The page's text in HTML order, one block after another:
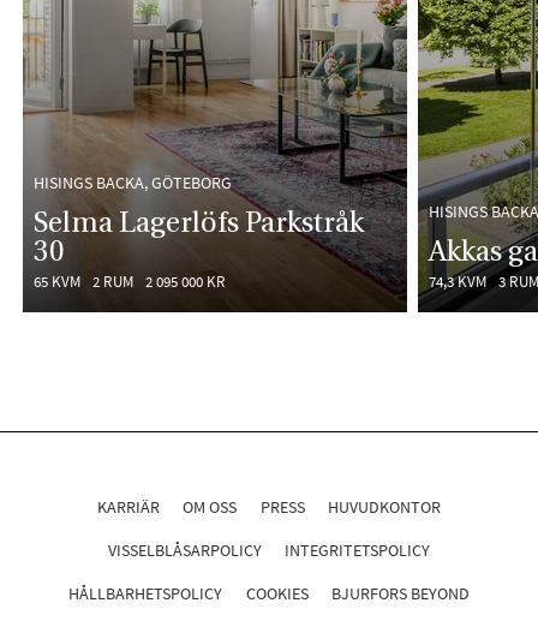
HISINGS BACKA, GÖTEBORG
Selma Lagerlöfs Parkstråk
30
65 KVM 2 RUM 2 095 000 KR
HISINGS
Akkas
74,3 KVM 3 RUM
KARRIÄR OM OSS PRESS HUVUDKONTOR
VISSELBLÅSARPOLICY INTEGRITETSPOLICY
HÅLLBARHETSPOLICY COOKIES BJURFORS BEYOND